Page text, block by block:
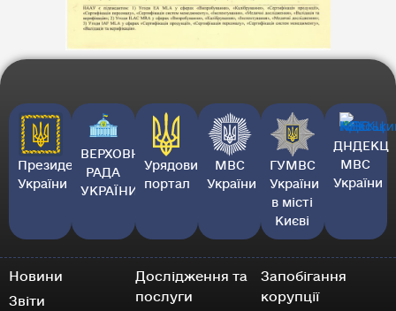
Президент
України
ВЕРХОВНА
РАДА
УКРАЇНИ
Урядовий
портал
МВС
України
ГУМВС
України
в місті
Києві
ДНДЕКЦ
МВС
України
Новини
Звіти
Дослідження та
послуги
Запобігання
корупції